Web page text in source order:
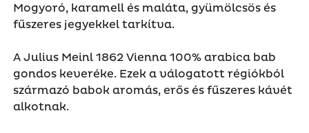
Mogyoró, karamell és maláta, gyümölcsös és
fűszeres jegyekkel tarkítva.
A Julius Meinl 1862 Vienna 100% arabica bab
gondos keveréke. Ezek a válogatott régiókból
származó babok aromás, erős és fűszeres kávét
alkotnak.